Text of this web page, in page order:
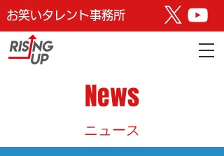
お笑いタレント事務所
News
​ニュース